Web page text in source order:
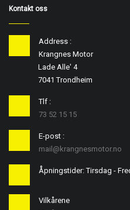
Kontakt oss
Address :
Krangnes Motor
Lade Alle' 4
7041 Trondheim
Tlf :
73 52 15 15
E-post :
mail@krangnesmotor.no
Åpningstider: Tirsdag -
Vilkårene